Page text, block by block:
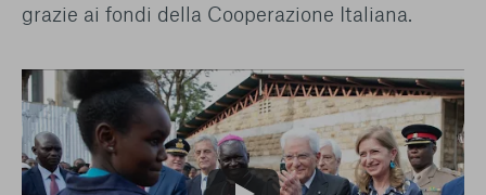
grazie ai fondi della Cooperazione Italiana.